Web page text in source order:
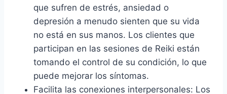
que sufren de estrés, ansiedad o
depresión a menudo sienten que su vida
no está en sus manos. Los clientes que
participan en las sesiones de Reiki están
tomando el control de su condición, lo que
puede mejorar los síntomas.
Facilita las conexiones interpersonales: Los